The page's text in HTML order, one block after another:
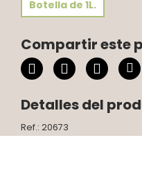
Botella de 1L.
Compartir este
Detalles del
Ref.: 20673